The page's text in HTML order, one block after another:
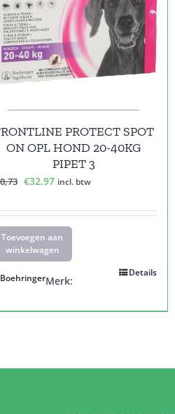
PROTECT SPOT
ON OPL HOND 20-40KG
PIPET 3
Oorspronkelijke
was:
€32,97Huidige
is:
€32,97.
incl. btw
Toevoegen aan
winkelwagen
Details
Merk:
Boehringer